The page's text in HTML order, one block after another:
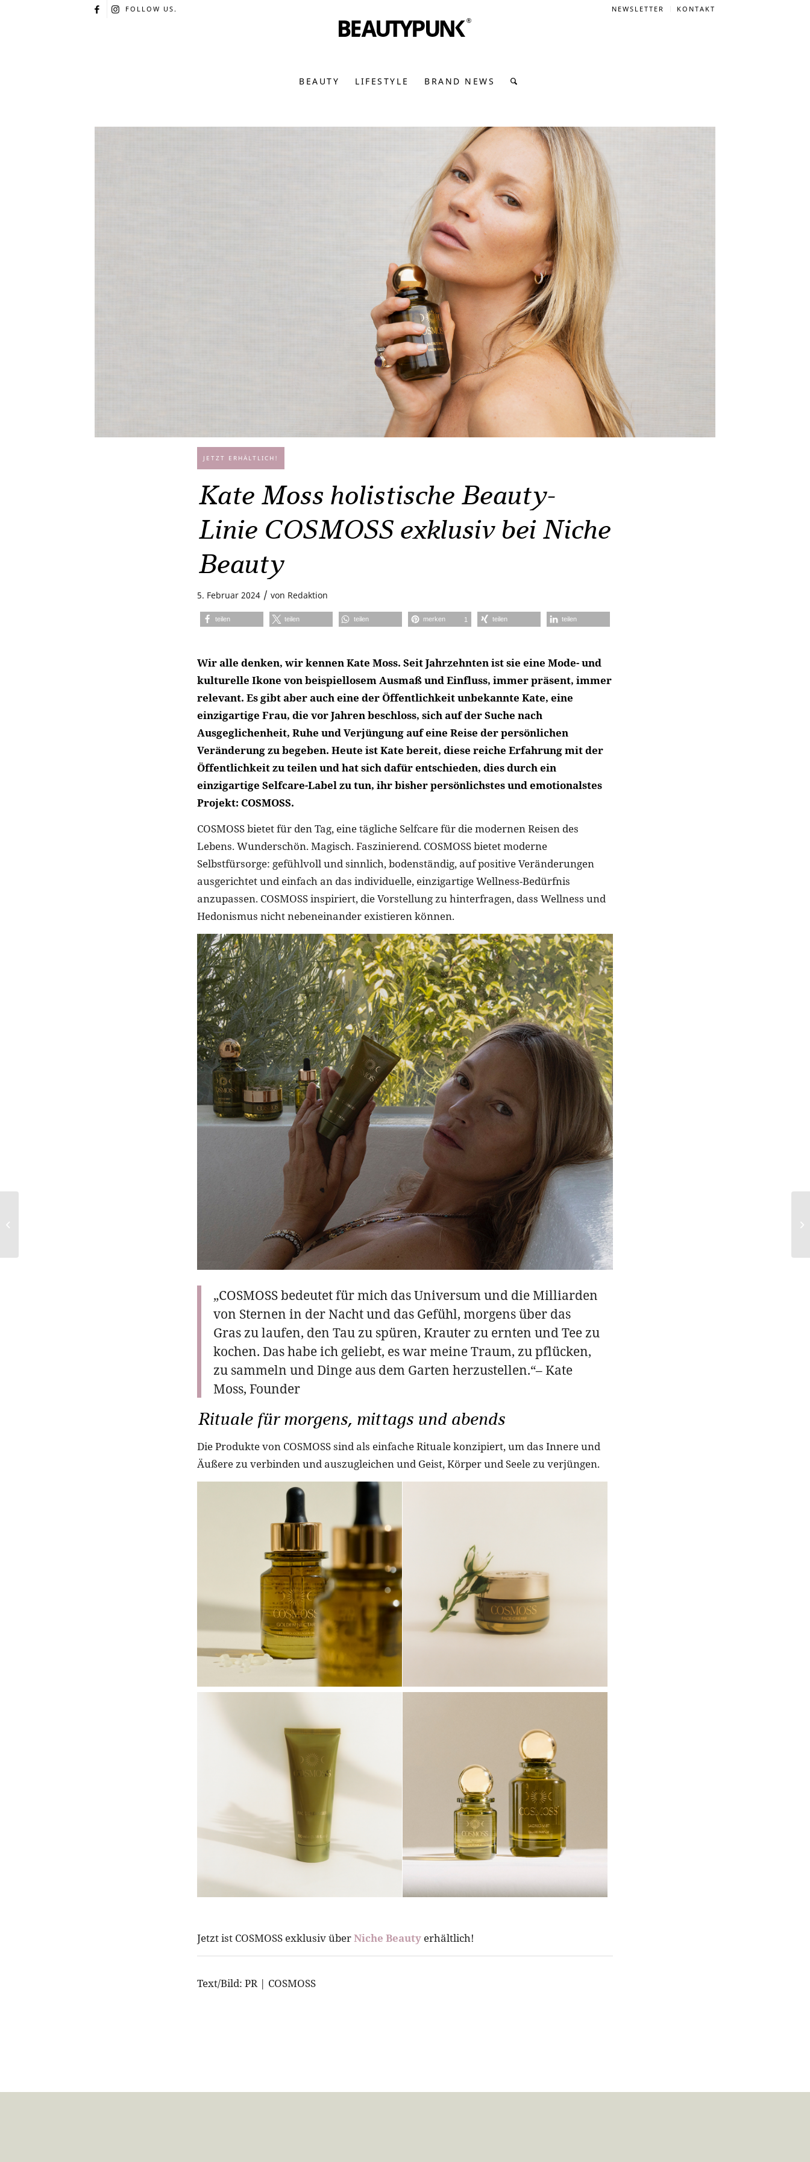
NEWSLETTER KONTAKT
FOLLOW US.
BEAUTY LIFESTYLE BRAND NEWS
JETZT ERHÄLTLICH!
Kate Moss holistische Beauty-
Linie COSMOSS exklusiv bei Niche
Beauty
5. Februar 2024 / von Redaktion
teilen teilen teilen merken 1 teilen teilen
Wir alle denken, wir kennen Kate Moss. Seit Jahrzehnten ist sie eine Mode- und
kulturelle Ikone von beispiellosem Ausmaß und Einfluss, immer präsent, immer
relevant. Es gibt aber auch eine der Öffentlichkeit unbekannte Kate, eine
einzigartige Frau, die vor Jahren beschloss, sich auf der Suche nach
Ausgeglichenheit, Ruhe und Verjüngung auf eine Reise der persönlichen
Veränderung zu begeben. Heute ist Kate bereit, diese reiche Erfahrung mit der
Öffentlichkeit zu teilen und hat sich dafür entschieden, dies durch ein
einzigartige Selfcare-Label zu tun, ihr bisher persönlichstes und emotionalstes
Projekt: COSMOSS.
COSMOSS bietet für den Tag, eine tägliche Selfcare für die modernen Reisen des
Lebens. Wunderschön. Magisch. Faszinierend. COSMOSS bietet moderne
Selbstfürsorge: gefühlvoll und sinnlich, bodenständig, auf positive Veränderungen
ausgerichtet und einfach an das individuelle, einzigartige Wellness-Bedürfnis
anzupassen. COSMOSS inspiriert, die Vorstellung zu hinterfragen, dass Wellness und
Hedonismus nicht nebeneinander existieren können.
„COSMOSS bedeutet für mich das Universum und die Milliarden
von Sternen in der Nacht und das Gefühl, morgens über das
Gras zu laufen, den Tau zu spüren, Krauter zu ernten und Tee zu
kochen. Das habe ich geliebt, es war meine Traum, zu pflücken,
zu sammeln und Dinge aus dem Garten herzustellen.“– Kate
Moss, Founder
Rituale für morgens, mittags und abends
Die Produkte von COSMOSS sind als einfache Rituale konzipiert, um das Innere und
Äußere zu verbinden und auszugleichen und Geist, Körper und Seele zu verjüngen.
Jetzt ist COSMOSS exklusiv überNiche Beauty erhältlich!
Text/Bild: PR | COSMOSS